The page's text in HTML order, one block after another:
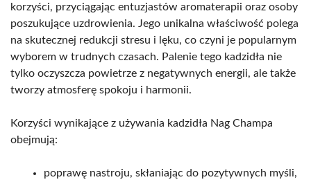
korzyści, przyciągając entuzjastów aromaterapii oraz osoby
poszukujące uzdrowienia. Jego unikalna właściwość polega
na skutecznej redukcji stresu i lęku, co czyni je popularnym
wyborem w trudnych czasach. Palenie tego kadzidła nie
tylko oczyszcza powietrze z negatywnych energii, ale także
tworzy atmosferę spokoju i harmonii.
Korzyści wynikające z używania kadzidła Nag Champa
obejmują:
poprawę nastroju, skłaniając do pozytywnych myśli,